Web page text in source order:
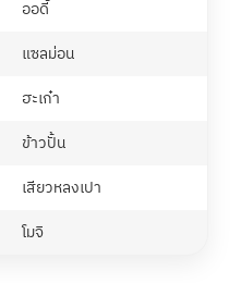
ออดี้
แซลม่อน
ฮะเก๋า
ข้าวปั้น
เสียวหลงเปา
โมจิ